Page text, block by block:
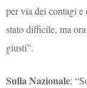
per via dei contagi e
stato difficile, ma
giusti”.
Sulla Nazionale: